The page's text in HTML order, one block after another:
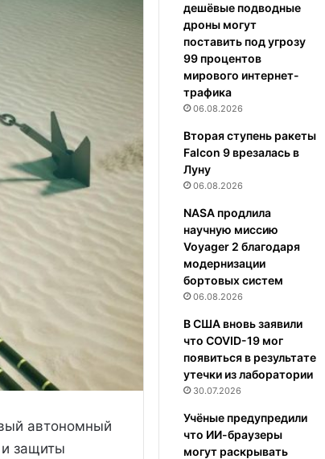
автономный
и защиты
дешёвые подводные
дроны могут
поставить под угрозу
99 процентов
мирового интернет-
трафика
06.08.2026
Вторая ступень ракеты
Falcon 9 врезалась в
Луну
06.08.2026
NASA продлила
научную миссию
Voyager 2 благодаря
модернизации
бортовых систем
06.08.2026
В США вновь заявили
что COVID-19 мог
появиться в результате
утечки из лаборатории
30.07.2026
Учёные предупредили
что ИИ-браузеры
могут раскрывать